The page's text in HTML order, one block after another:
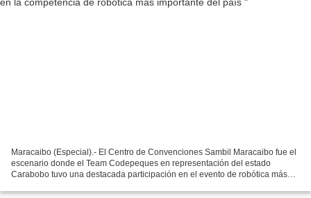
Maracaibo (Especial).- El Centro de Convenciones Sambil Maracaibo fue el
escenario donde el Team Codepeques en representación del estado
Carabobo tuvo una destacada participación en el evento de robótica más